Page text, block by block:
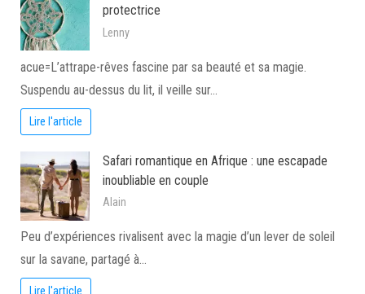
protectrice
Lenny
acue=L’attrape-rêves fascine par sa beauté et sa magie.
Suspendu au-dessus du lit, il veille sur…
Lire l'article
Safari romantique en Afrique : une escapade
inoubliable en couple
Alain
Peu d’expériences rivalisent avec la magie d’un lever de soleil
sur la savane, partagé à…
Lire l'article